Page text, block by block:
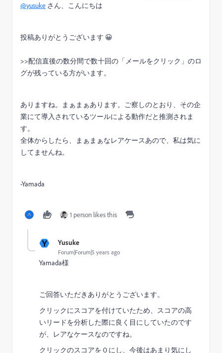
@yusuke さん、こんにちは
投稿ありがとうございます 😀
>>配信直後の数分間で数十回の「メールをクリック」のロ
グが残っている方がいます。
ありますね。まぁまぁあります。ご察しのとおり、その企
業にて導入されているツールによる動作だと推測されま
す。
全体からしたら、まぁまぁなレアケースあので、私は気に
してませんね。
-Yamada
1 person likes this
Y Yusuke
Forum|Forum|5 years ago
Yamada様
ご回答いただきありがとうございます。
クリックにスコアを付けていたため、スコアの高
いリードを分析した際に良く目にしていたのです
が、レアなケースなのですね。
クリックのスコアを０にし、今後はあまり気にし